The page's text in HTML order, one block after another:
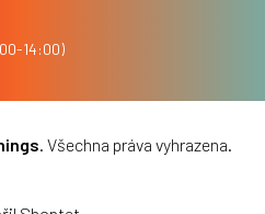
. Všechna práva vyhrazena.